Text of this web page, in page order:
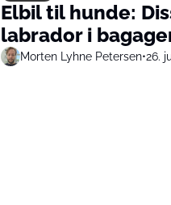
Elbil til hunde:
labrador i
Morten Lyhne Petersen•26.